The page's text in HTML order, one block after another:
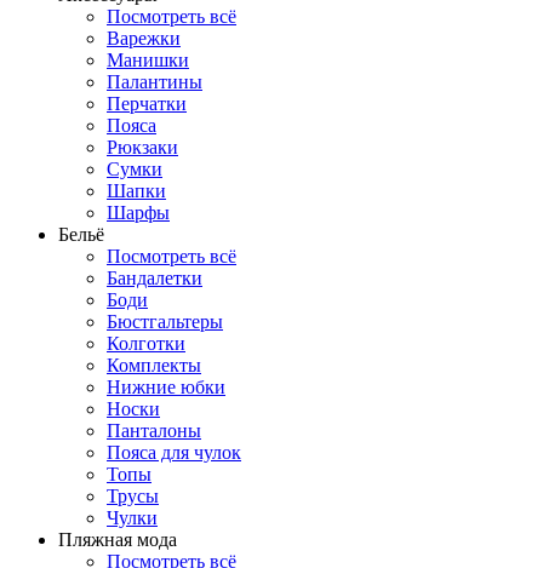
Посмотреть всё
Варежки
Манишки
Палантины
Перчатки
Пояса
Рюкзаки
Сумки
Шапки
Шарфы
Бельё
Посмотреть всё
Бандалетки
Боди
Бюстгальтеры
Колготки
Комплекты
Нижние юбки
Носки
Панталоны
Поясa для чулок
Топы
Трусы
Чулки
Пляжная мода
Посмотреть всё